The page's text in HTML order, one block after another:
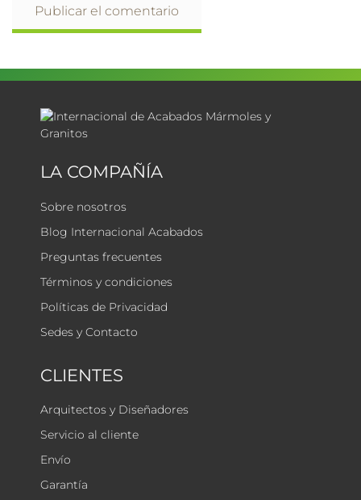
LA COMPAÑÍA
Sobre nosotros
Blog Internacional Acabados
Preguntas frecuentes
Términos y condiciones
Políticas de Privacidad
Sedes y Contacto
CLIENTES
Arquitectos y Diseñadores
Servicio al cliente
Envío
Garantía